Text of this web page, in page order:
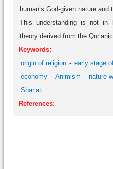
human’s God-given nature
This understanding is not in
theory derived from the
Keywords:
origin of religion
early stage
economy
Animism nature
Shariati
References: